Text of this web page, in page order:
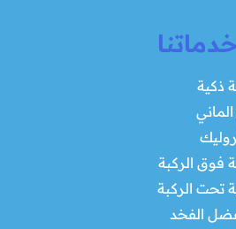
خدماتنا
ذكية
فوق الركبة
تحت الركبة
الفخد